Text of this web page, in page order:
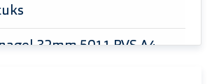
32mm 5011 RVS A4